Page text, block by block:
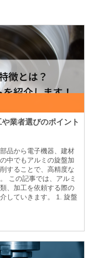
業者選びのポイント
品から電子機器、建材
中でもアルミの旋盤加
することで、高精度な
この記事では、アルミ
、加工を依頼する際の
していきます。 1. 旋盤